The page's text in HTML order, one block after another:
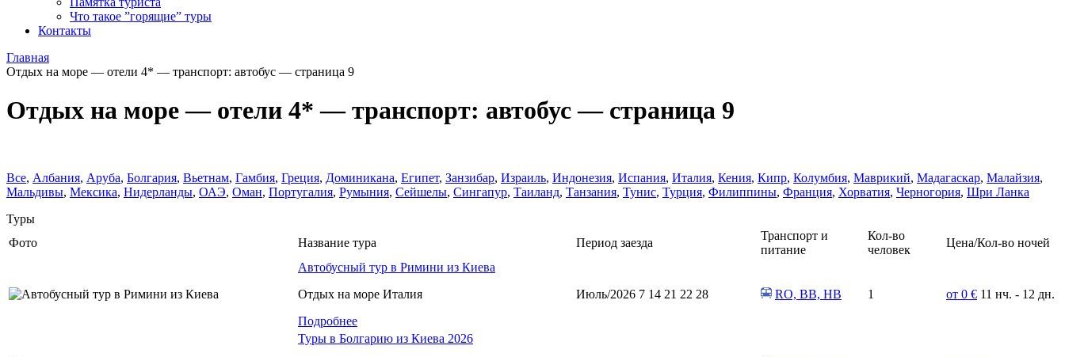
Что такое ”горящие” туры
Контакты
Главная
Отдых на море — отели 4* — транспорт: автобус — страница 9
Отдых на море — отели 4* — транспорт: автобус — страница 9
Все, Албания, Аруба, Болгария, Вьетнам, Гамбия, Греция, Доминиканa, Египет, Занзибар, Израиль, Индонезия, Испания, Италия, Кения, Кипр, Колумбия, Маврикий, Мадагаскар, Малайзия,
Мальдивы, Мексика, Нидерланды, ОАЭ, Оман, Португалия, Румыния, Сейшелы, Сингапур, Таиланд, Танзания, Тунис, Турция, Филиппины, Франция, Хорватия, Черногория, Шри Ланка
Туры
Фото
Название тура Период заезда
Транспорт и
питание
Кол-во
человек
Цена/Кол-во ночей
Автобусный тур в Римини из Киева
Отдых на море Италия
Подробнее
Июль/2026 7 14 21 22 28 RO, BB, HB 1 от 0 € 11 нч. - 12 дн.
Туры в Болгарию из Киева 2026